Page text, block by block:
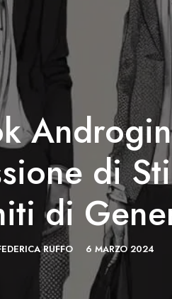
di
di
RUFFO 6 MARZO 2024